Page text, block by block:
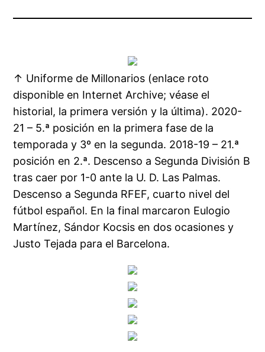
↑ Uniforme de Millonarios (enlace roto
disponible en Internet Archive; véase el
historial, la primera versión y la última). 2020-
21 – 5.ª posición en la primera fase de la
temporada y 3º en la segunda. 2018-19 – 21.ª
posición en 2.ª. Descenso a Segunda División B
tras caer por 1-0 ante la U. D. Las Palmas.
Descenso a Segunda RFEF, cuarto nivel del
fútbol español. En la final marcaron Eulogio
Martínez, Sándor Kocsis en dos ocasiones y
Justo Tejada para el Barcelona.